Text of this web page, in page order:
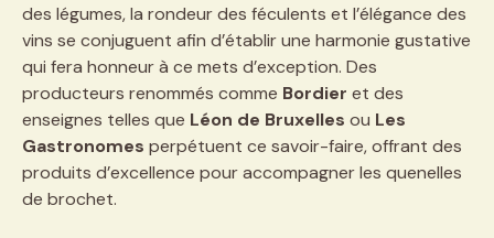
des légumes, la rondeur des féculents et l’élégance des
vins se conjuguent afin d’établir une harmonie gustative
qui fera honneur à ce mets d’exception. Des
producteurs renommés comme Bordier et des
enseignes telles que Léon de Bruxelles ou Les
Gastronomes perpétuent ce savoir-faire, offrant des
produits d’excellence pour accompagner les quenelles
de brochet.